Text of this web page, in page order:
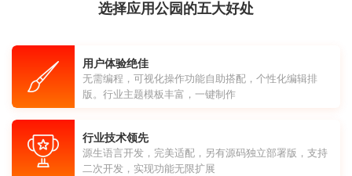
选择应用公园的五大好处
用户体验绝佳
无需编程，可视化操作功能自助搭配，个性化编辑排
版。行业主题模板丰富，一键制作
行业技术领先
源生语言开发，完美适配，另有源码独立部署版，支持
二次开发，实现功能无限扩展